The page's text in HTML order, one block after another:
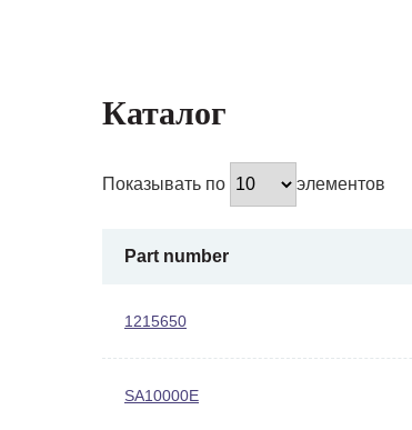
Каталог
Показывать по элементов
Part number
1215650
SA10000E